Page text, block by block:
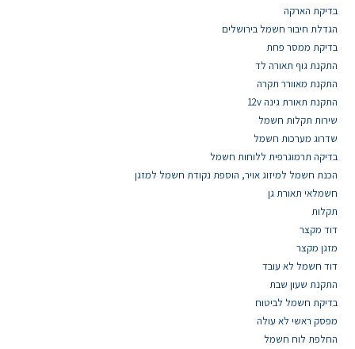
בדיקת הארקה
הגדלת חיבור חשמל בירושלים
בדיקת ממסר פחת
התקנת גוף תאורה לד
התקנת מאוורר תקרה
התקנת תאורת גינה 12v
שירות תקלות חשמל
שדרוג מערכות חשמל
בדיקה תרמוגרפית ללוחות חשמל
הכנת חשמל למיזוג אויר, הוספת נקודת חשמל למזגן
חשמלאי תאורת גן
תקלות
דוד מקצר
מזגן מקצר
דוד חשמל לא עובד
התקנת שעון שבת
בדיקת חשמל לביטוח
מפסק ראשי לא עולה
החלפת לוח חשמל